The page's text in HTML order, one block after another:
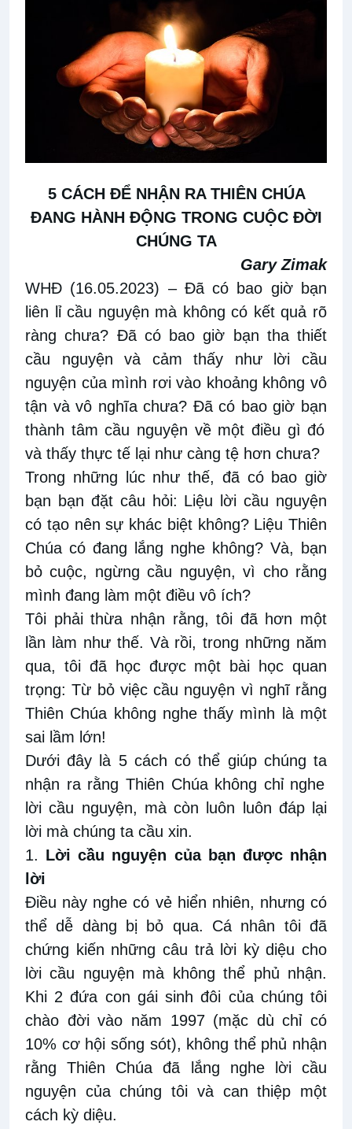
5 CÁCH ĐỂ NHẬN RA THIÊN CHÚA
ĐANG HÀNH ĐỘNG TRONG CUỘC ĐỜI
CHÚNG TA
Gary Zimak
WHĐ (16.05.2023) – Đã có bao giờ bạn
liên lỉcầu nguyện mà không có kết quả rõ
ràng chưa? Đã có
bao giờ bạn tha thiết
cầu nguyện và cảm thấy như lời cầu
nguyện của mình rơi vào khoảng không vô
tận và vô nghĩa chưa? Đã có bao giờ bạn
thành tâm cầu nguyện về một điều gì đó
và thấy thực tế lại như càng tệ hơn chưa?
Trong những lúc như thế, đã có bao giờ
bạn bạn đặt câu hỏi: Liệu lời cầu nguyện
có tạo nên sự khác biệt không? Liệu Thiên
Chúa có đang lắng nghe không? Và,
bạn
bỏ cuộc, ngừng cầu nguyện, vì cho rằng
mình đang làm một điều vô ích?
Tôi phải thừa nhận rằng, tôi đã hơn một
lần làm nhưthế. Và rồi,trong những năm
qua, tôi đã học được một bài học quan
trọng:Từ bỏ việc cầu nguyện vì nghĩ rằng
Thiên Chúa không nghe thấy mình là một
sai lầm lớn!
Dưới đây là 5 cách có thể giúp chúng ta
nhận rarằng Thiên Chúa không chỉ nghe
lời cầu nguyện, mà còn luôn luôn đáp lại
lời mà chúng ta cầu xin.
1. Lời cầu nguyện củabạn được nhận
lời
Điều này nghe có vẻ hiển nhiên, nhưng có
thể dễ dàng bị bỏ qua. Cá nhân tôi đã
chứng kiến ​​những câu trả lời kỳ diệu cho
lời cầu nguyện mà không thể phủ nhận.
Khi 2 đứa con gái sinh đôi của chúng tôi
chào đời vào năm 1997 (mặc dù chỉ có
10% cơ hội sống sót), không thể phủ nhận
rằng Thiên Chúa đã lắng
nghe lời cầu
nguyện của chúng tôi và can thiệp một
cách kỳ diệu.